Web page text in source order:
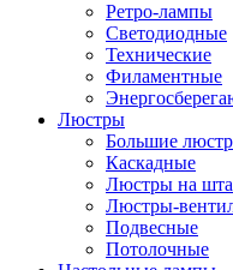
Ретро-лампы
Светодиодные
Технические
Филаментные
Люстры
Большие
Каскадные
Люстры на
Люстры-
Подвесные
Потолочные